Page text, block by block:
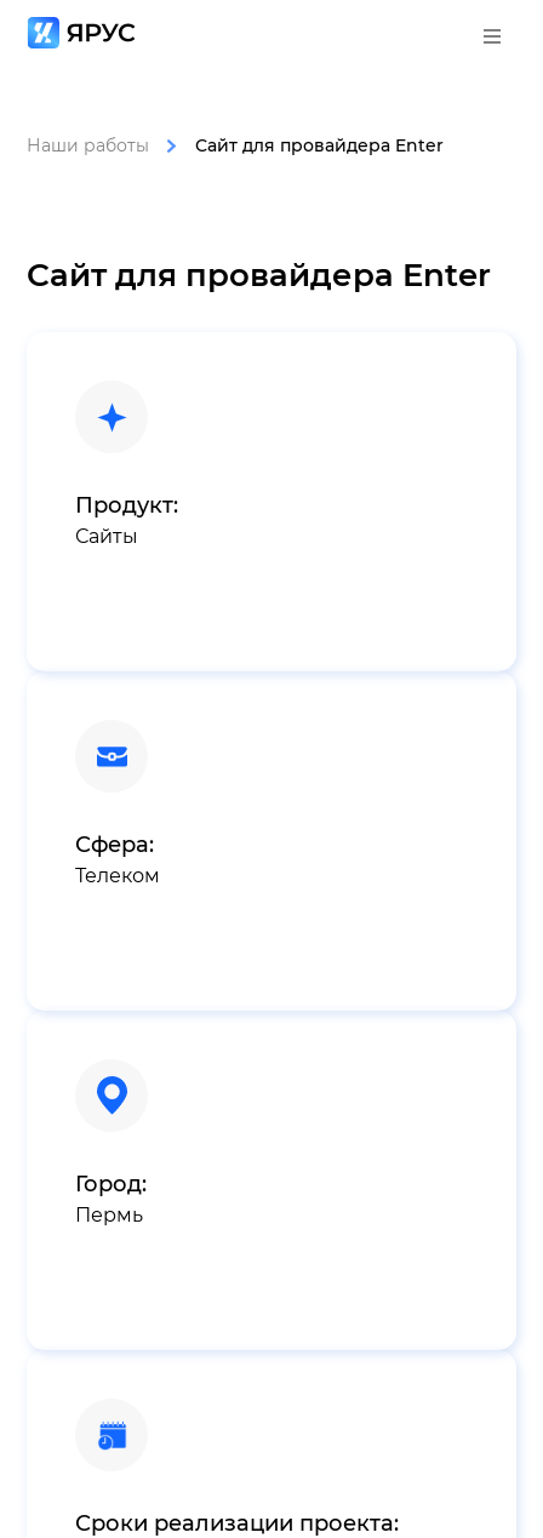
Наши работы Сайт для провайдера Enter
Сайт для провайдера Enter
Продукт:
Сайты
Сфера:
Телеком
Город:
Пермь
Сроки реализации проекта: